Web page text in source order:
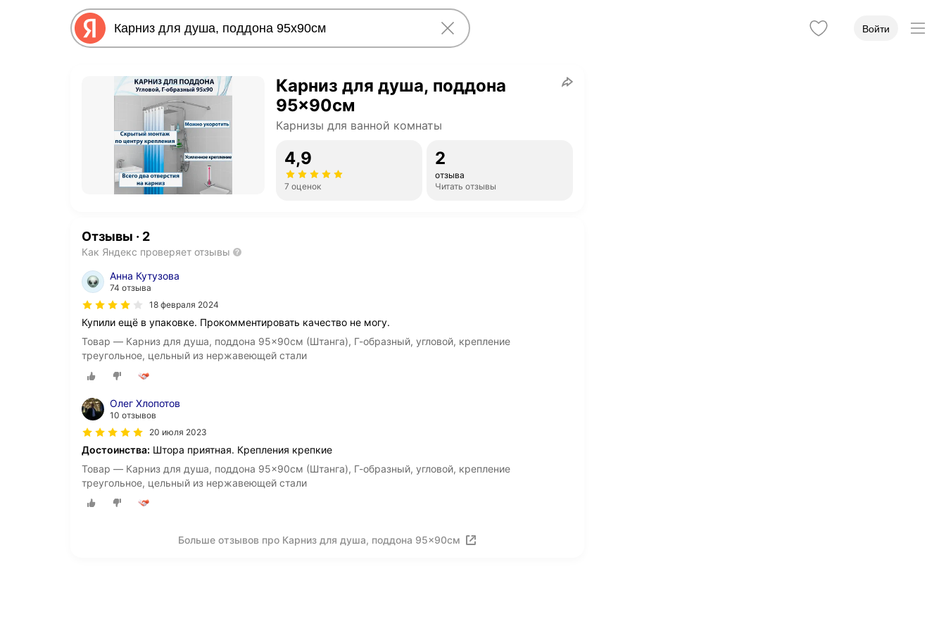
Войти
Карниз для душа, поддона
95x90см
Карнизы для ванной комнаты
4,9
7 оценок
2
отзыва
Читать отзывы
Отзывы · 2
Как Яндекс проверяет отзывы
Анна Кутузова
74 отзыва
18 февраля 2024
Купили ещё в упаковке. Прокомментировать качество не могу.
Товар — Карниз для душа, поддона 95x90см (Штанга), Г-образный, угловой, крепление
треугольное, цельный из нержавеющей стали
Олег Хлопотов
10 отзывов
20 июля 2023
Достоинства: Штора приятная. Крепления крепкие
Товар — Карниз для душа, поддона 95x90см (Штанга), Г-образный, угловой, крепление
треугольное, цельный из нержавеющей стали
Больше отзывов про Карниз для душа, поддона 95x90см